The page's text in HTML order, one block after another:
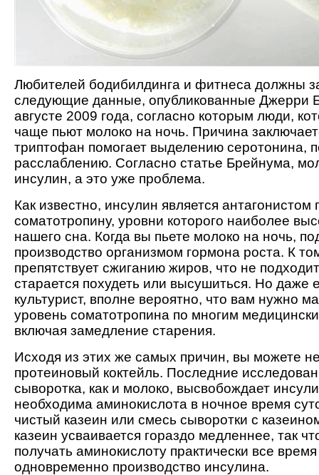
Любителей бодибилдинга и фитнеса должны
следующие данные, опубликованные Джерри
августе 2009 года, согласно которым люди,
чаще пьют молоко на ночь. Причина
триптофан помогает выделению серотонина,
расслаблению. Согласно статье Брейнума,
инсулин, а это уже проблема.
Как известно, инсулин является антагонистом
соматотропину, уровни которого наиболее
нашего сна. Когда вы пьете молоко на ночь,
производство организмом гормона роста. К
препятствует сжиганию жиров, что не
старается похудеть или высушиться. Но даже
культурист, вполне вероятно, что вам нужно
уровень соматотропина по многим
включая замедление старения.
Исходя из этих же самых причин, вы можете
протеиновый коктейль. Последние
сыворотка, как и молоко, высвобождает
необходима аминокислота в ночное время
чистый казеин или смесь сыворотки с
казеин усваивается гораздо медленнее, так
получать аминокислоту практически все
одновременно производство инсулина.